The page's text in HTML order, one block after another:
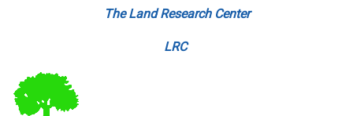
The Land Research Center
LRC